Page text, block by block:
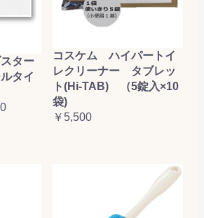
ター
タイ
コスケム ハイパートイ
レクリーナー タブレッ
ト(Hi-TAB) （5錠入×10
袋)
￥5,500